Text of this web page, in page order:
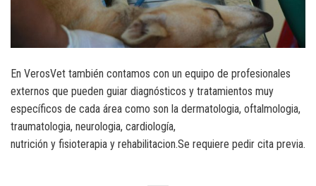
En VerosVet también contamos con un equipo de profesionales
externos que pueden guiar diagnósticos y tratamientos muy
específicos de cada área como son la dermatologia, oftalmologia,
traumatologia, neurologia, cardiología,
nutrición y fisioterapia y rehabilitacion.Se requiere pedir cita previa.